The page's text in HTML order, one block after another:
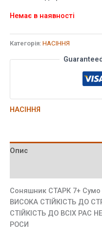
Немає в наявності
Категорія: НАСІННЯ
НАСІННЯ
Опис
Соняшник СТАРК 7+ Сумо
ВИСОКА СТІЙКІСТЬ ДО
СТІЙКІСТЬ ДО ВСІХ РАС
РОСИ